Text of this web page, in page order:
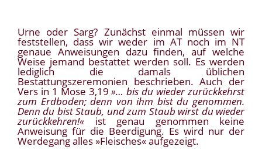
Urne oder Sarg? Zunächst einmal müssen wir
feststellen, dass wir weder im AT noch im NT
genaue Anweisungen dazu finden, auf welche
Weise jemand bestattet werden soll. Es werden
lediglich die damals üblichen
Bestattungszeremonien beschrieben. Auch der
Vers in 1 Mose 3,19»… bis du wieder zurückkehrst
zum Erdboden; denn von ihm bist du genommen.
Denn du bist Staub, und zum Staub wirst du wieder
zurückkehren!« ist genau genommen keine
Anweisung für die Beerdigung. Es wird nur der
Werdegang alles »Fleisches« aufgezeigt.